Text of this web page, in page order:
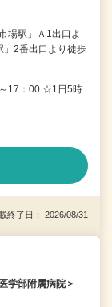
場駅」Ａ1出口よ
」2番出口より徒歩
17：00 ☆1日5時
了日： 2026/08/31
学部附属病院＞